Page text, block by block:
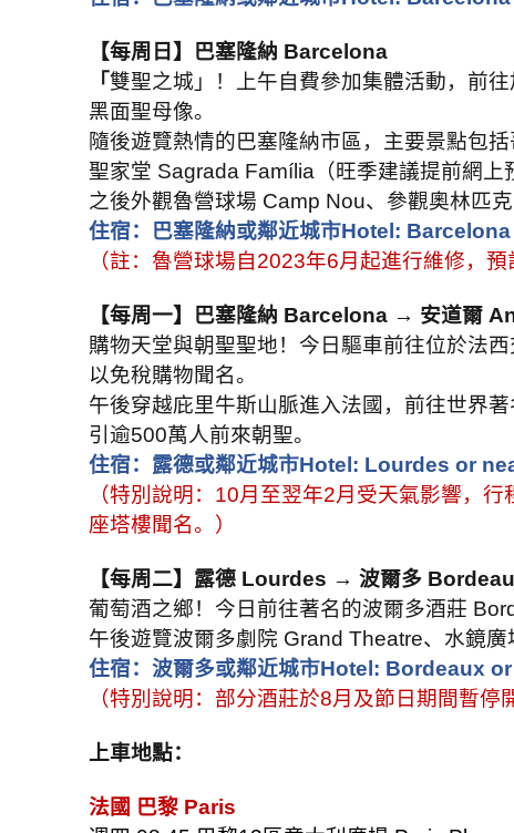
【每周日】巴塞隆納 Barcelona
「雙聖之城」！上午自費參加集體活動，前
黑面聖母像。
隨後遊覽熱情的巴塞隆納市區，主要景點包
聖家堂 Sagrada Família （旺季建議提前網上
之後外觀魯營球場 Camp Nou、參觀奧林匹
住宿：巴塞隆納或鄰近城市Hotel:
（註：魯營球場自2023年6月起進行維修，
【每周一】巴塞隆納 Barcelona → 安道爾
購物天堂與朝聖聖地！今日驅車前往位於法
以免稅購物聞名。
午後穿越庇里牛斯山脈進入法國，前往世界
引逾500萬人前來朝聖。
住宿：露德或鄰近城市Hotel: Lourdes or
（特別說明： 10月至翌年2月受天氣影響，行
座塔樓聞名。）
【每周二】露德 Lourdes → 波爾多
葡萄酒之鄉！今日前往著名的波爾多酒莊
午後遊覽波爾多劇院 Grand Theatre、水鏡廣
住宿：波爾多或鄰近城市Hotel: Bordeaux
（特別說明：部分酒莊於8月及節日期間暫停
上車地點：
法國 巴黎 Paris